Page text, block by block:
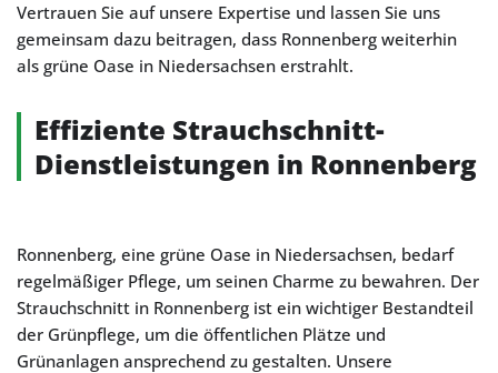
Vertrauen Sie auf unsere Expertise und lassen Sie uns
gemeinsam dazu beitragen, dass Ronnenberg weiterhin
als grüne Oase in Niedersachsen erstrahlt.
Effiziente Strauchschnitt-
Dienstleistungen in Ronnenberg
Ronnenberg, eine grüne Oase in Niedersachsen, bedarf
regelmäßiger Pflege, um seinen Charme zu bewahren. Der
Strauchschnitt in Ronnenberg ist ein wichtiger Bestandteil
der Grünpflege, um die öffentlichen Plätze und
Grünanlagen ansprechend zu gestalten. Unsere